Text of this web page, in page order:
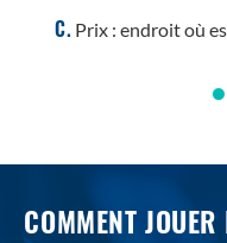
C. Prix : endroit où
COMMENT